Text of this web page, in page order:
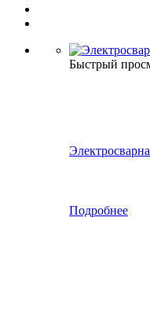
Быстрый
Подробнее